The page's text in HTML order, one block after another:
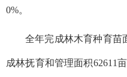
0%。
全年完成林木育种育苗
成林抚育和管理面积62611